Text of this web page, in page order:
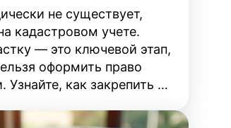
не существует,
кадастровом учете.
— это ключевой этап,
оформить право
Узнайте, как закрепить за
с законом.